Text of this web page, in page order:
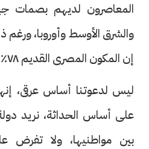
المعاصرون لديهم بصمات
والشرق الأوسط وأوروبا،
إن المكون المصرى القديم ٧٨٪.
ليس لدعوتنا أساس عرقى،
على أساس الحداثة، نريد
بين مواطنيها، ولا تفرض